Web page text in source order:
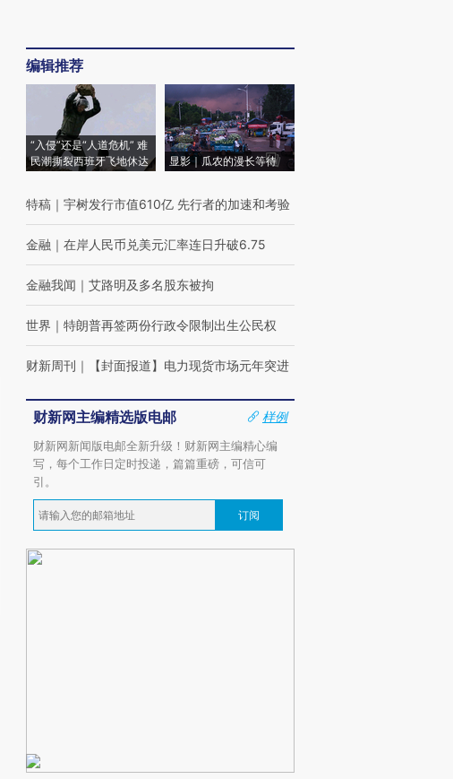
编辑推荐
“入侵”还是“人道危机” 难
民潮撕裂西班牙飞地休达
显影｜瓜农的漫长等待
特稿 ｜ 宇树发行市值610亿 先行者的加速和考验
金融 ｜ 在岸人民币兑美元汇率连日升破6.75
金融我闻 ｜ 艾路明及多名股东被拘
世界 ｜ 特朗普再签两份行政令限制出生公民权
财新周刊 ｜ 【封面报道】电力现货市场元年突进
财新网主编精选版电邮
样例
财新网新闻版电邮全新升级！财新网主编精心编
写，每个工作日定时投递，篇篇重磅，可信可
引。
订阅